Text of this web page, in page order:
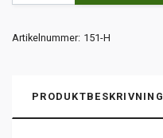
Artikelnummer: 151-H
PRODUKTBESKRIVNING